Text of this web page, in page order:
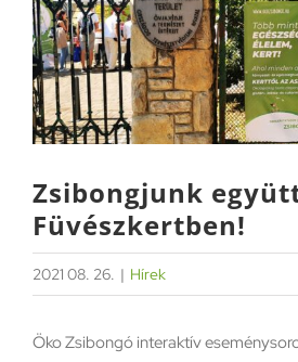
Zsibongjunk
Füvészkertben!
2021 08. 26. | Hírek
Öko Zsibongó interaktív